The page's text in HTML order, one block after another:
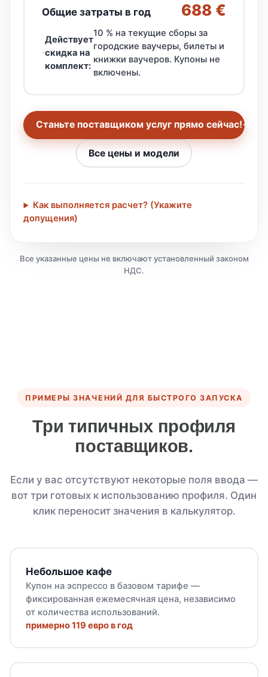
Общие затраты в год 688 €
Действует
скидка на
комплект:
10 % на текущие сборы за
городские ваучеры, билеты и
книжки ваучеров. Купоны не
включены.
Станьте поставщиком услуг прямо сейчас!→
Все цены и модели
Как выполняется расчет? (Укажите
допущения)
Все указанные цены не включают установленный законом
НДС.
ПРИМЕРЫ ЗНАЧЕНИЙ ДЛЯ БЫСТРОГО ЗАПУСКА
Три типичных профиля
поставщиков.
Если у вас отсутствуют некоторые поля ввода —
вот три готовых к использованию профиля. Один
клик переносит значения в калькулятор.
Небольшое кафе
Купон на эспрессо в базовом тарифе —
фиксированная ежемесячная цена, независимо
от количества использований.
примерно 119 евро в год